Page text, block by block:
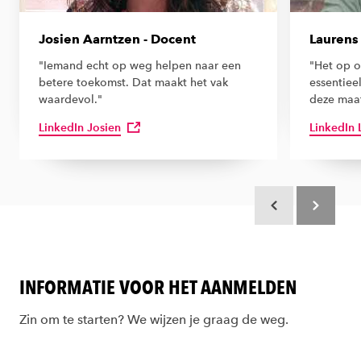
Josien Aarntzen - Docent
"Iemand echt op weg helpen naar een
betere toekomst. Dat maakt het vak
waardevol."
LinkedIn Josien
"Het op
deze
LinkedIn
INFORMATIE VOOR HET AANMELDEN
Zin om te starten? We wijzen je graag de weg.